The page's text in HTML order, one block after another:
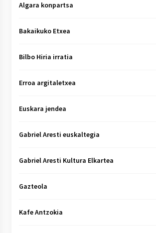
Algara konpartsa
Bakaikuko Etxea
Bilbo Hiria irratia
Erroa argitaletxea
Euskara jendea
Gabriel Aresti euskaltegia
Gabriel Aresti Kultura Elkartea
Gazteola
Kafe Antzokia